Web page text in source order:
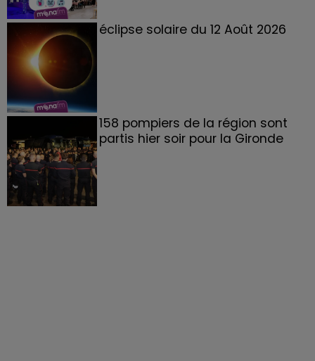
éclipse solaire du 12 Août 2026
158 pompiers de la région sont
partis hier soir pour la Gironde